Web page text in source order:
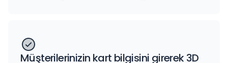
Müşterilerinizin kart bilgisini girerek 3D